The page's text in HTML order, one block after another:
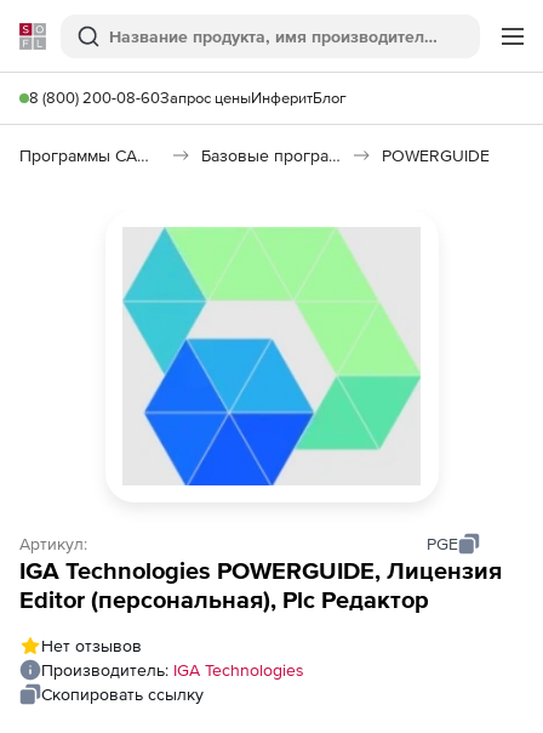
Softline
Поиск
8 (800) 200-08-60Запрос ценыИнферитБлог
Программы САПР и ГИС Базовые программы POWERGUIDE
Артикул: PGE
IGA Technologies POWERGUIDE, Лицензия
Editor (персональная), Plc Редактор
Нет отзывов
Производитель: IGA Technologies
Скопировать ссылку